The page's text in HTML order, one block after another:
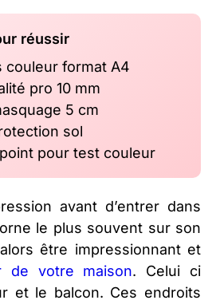
réussir
couleur format A4
pro 10 mm
5 cm
sol
pour test couleur
avant d’entrer dans
le plus souvent sur son
être impressionnant et
de votre maison. Celui ci
et le balcon. Ces endroits